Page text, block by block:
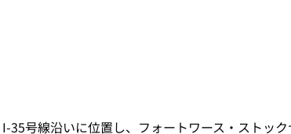
I-35号線沿いに位置し、フォートワース・ストッ